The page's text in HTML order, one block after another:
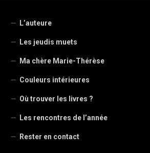
L’auteure
Les jeudis muets
Ma chère Marie-Thérèse
Couleurs intérieures
Où trouver les livres ?
Les rencontres de l’année
Rester en contact